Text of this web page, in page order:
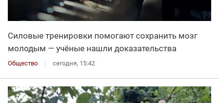
Силовые тренировки помогают сохранить мозг
молодым — учёные нашли доказательства
Общество сегодня, 15:42